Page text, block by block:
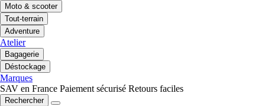
Moto & scooter
Tout-terrain
Adventure
Atelier
Bagagerie
Déstockage
Marques
SAV en France Paiement sécurisé Retours faciles
Rechercher